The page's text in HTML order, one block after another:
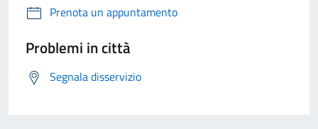
Prenota un appuntamento
Problemi in città
Segnala disservizio